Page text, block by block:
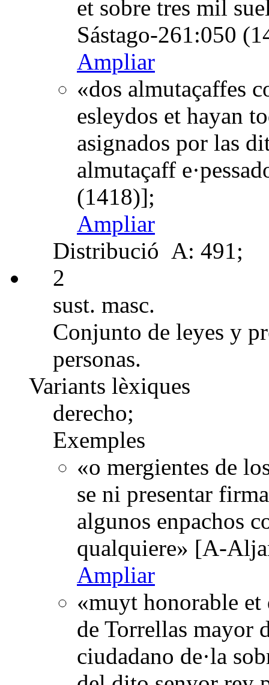
et sobre tres mil
Sástago-261:050
Ampliar
«dos almutaçaffes
esleydos et hayan
asignados por las
almutaçaff
(1418)];
Ampliar
Distribució A: 491;
2
sust. masc.
Conjunto de leyes y
personas.
Variants lèxiques
derecho;
Exemples
«o mergientes de
se ni presentar
algunos enpachos
qualquiere» [A-
Ampliar
«muyt honorable
de Torrellas mayor
ciudadano de·la